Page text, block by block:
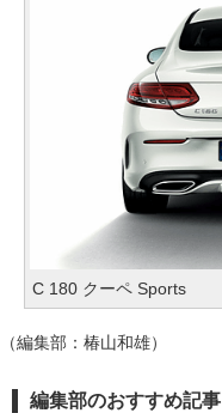
C 180 クーペ Sports
（編集部：椿山和雄）
編集部のおすすめ記事